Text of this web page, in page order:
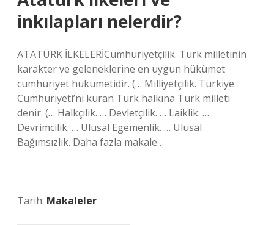
inkılapları nelerdir?
ATATÜRK İLKELERİCumhuriyetçilik. Türk milletinin
karakter ve geleneklerine en uygun hükümet
cumhuriyet hükümetidir. (… Milliyetçilik. Türkiye
Cumhuriyeti’ni kuran Türk halkına Türk milleti
denir. (… Halkçılık. … Devletçilik. … Laiklik. …
Devrimcilik. … Ulusal Egemenlik. … Ulusal
Bağımsızlık. Daha fazla makale…
Tarih: Makaleler